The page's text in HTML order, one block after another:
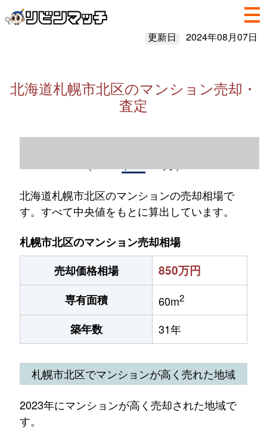
更新日 2024年08月07日
北海道札幌市北区のマンション売却・
査定
北海道札幌市北区のマンションの売却相場で
す。すべて中央値をもとに算出しています。
札幌市北区のマンション売却相場
売却価格相場
850万円
専有面積 60m2
築年数 31年
札幌市北区でマンションが高く売れた地域
2023年にマンションが高く売却された地域で
す。